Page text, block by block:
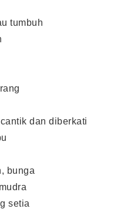
tumbuh
dan diberkati
bunga
setia